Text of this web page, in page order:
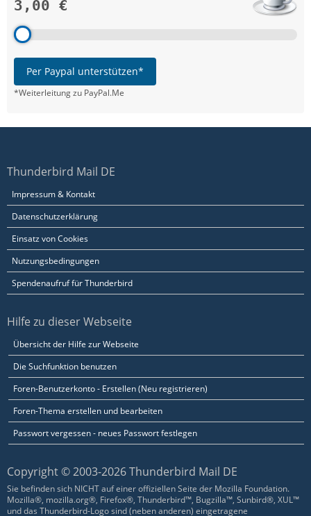
3,00 €
Per Paypal unterstützen*
*Weiterleitung zu PayPal.Me
Thunderbird Mail DE
Impressum & Kontakt
Datenschutzerklärung
Einsatz von Cookies
Nutzungsbedingungen
Spendenaufruf für Thunderbird
Hilfe zu dieser Webseite
Übersicht der Hilfe zur Webseite
Die Suchfunktion benutzen
Foren-Benutzerkonto - Erstellen (Neu registrieren)
Foren-Thema erstellen und bearbeiten
Passwort vergessen - neues Passwort festlegen
Copyright © 2003-2026 Thunderbird Mail DE
Sie befinden sich NICHT auf einer offiziellen Seite der Mozilla Foundation.
Mozilla®, mozilla.org®, Firefox®, Thunderbird™, Bugzilla™, Sunbird®, XUL™
und das Thunderbird-Logo sind (neben anderen) eingetragene